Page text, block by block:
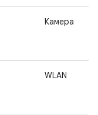
Камера
WLAN